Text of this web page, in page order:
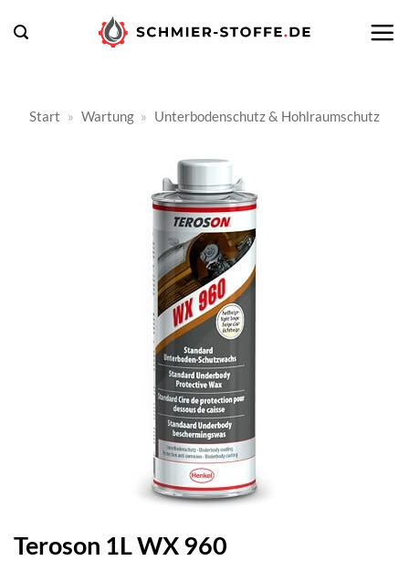
Inhalt
Start » Wartung » Unterbodenschutz & Hohlraumschutz
Teroson 1L WX 960